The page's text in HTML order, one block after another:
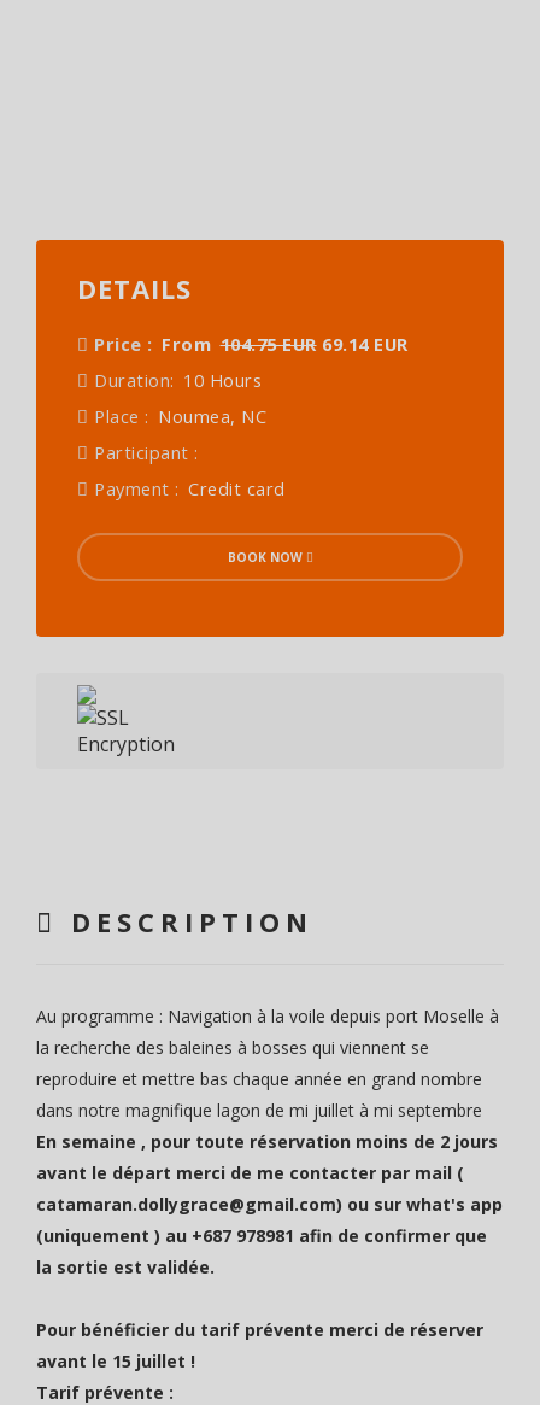
DETAILS
Price : From 104.75 EUR69.14 EUR
Duration: 10 Hours
Place : Noumea, NC
Participant :
Payment : Credit card
BOOK NOW
DESCRIPTION
Au programme : Navigation à la voile depuis port Moselle à
la recherche des baleines à bosses qui viennent se
reproduire et mettre bas chaque année en grand nombre
dans notre magnifique lagon de mi juillet à mi septembre
En semaine , pour toute réservation moins de 2 jours
avant le départ merci de me contacter par mail (
catamaran.dollygrace@gmail.com) ou sur what's app
(uniquement ) au +687 978981 afin de confirmer que
la sortie est validée.
Pour bénéficier du tarif prévente merci de réserver
avant le 15 juillet !
Tarif prévente :